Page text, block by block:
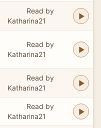
Read by
Katharina21
Read by
Katharina21
Read by
Katharina21
Read by
Katharina21